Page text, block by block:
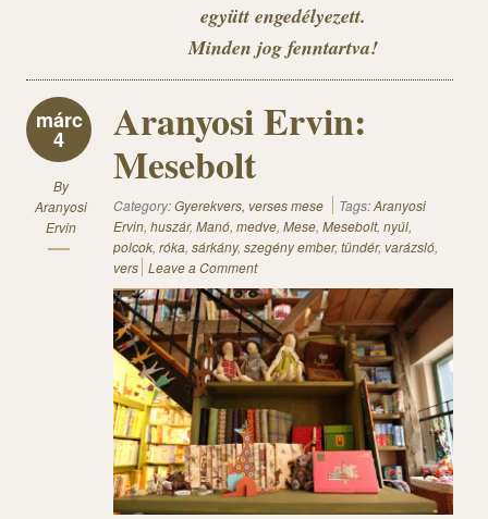
együtt engedélyezett.
Minden jog fenntartva!
márc
4
By
Aranyosi
Ervin
Aranyosi Ervin:
Mesebolt
Category:Gyerekvers, verses mese Tags:Aranyosi
Ervin, huszár, Manó, medve, Mese, Mesebolt, nyúl,
polcok, róka, sárkány, szegény ember, tündér, varázsló,
vers Leave a Comment